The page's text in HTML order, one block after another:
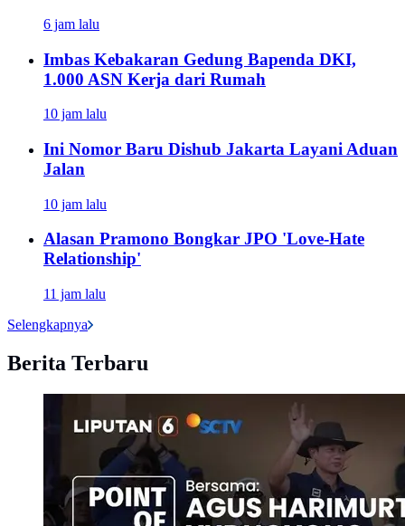
6 jam lalu
Imbas Kebakaran Gedung Bapenda DKI,
1.000 ASN Kerja dari Rumah
10 jam lalu
Ini Nomor Baru Dishub Jakarta Layani Aduan
Jalan
10 jam lalu
Alasan Pramono Bongkar JPO 'Love-Hate
Relationship'
11 jam lalu
Selengkapnya
Berita Terbaru